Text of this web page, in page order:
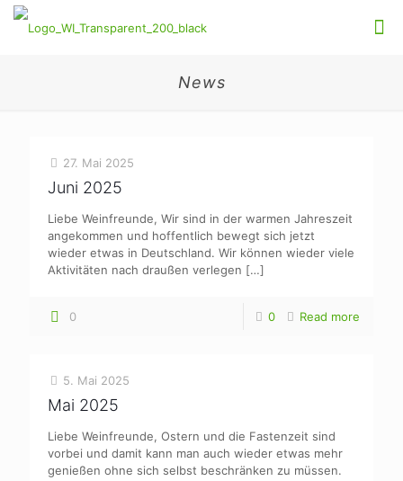
News
27. Mai 2025
Juni 2025
Liebe Weinfreunde, Wir sind in der warmen Jahreszeit
angekommen und hoffentlich bewegt sich jetzt
wieder etwas in Deutschland. Wir können wieder viele
Aktivitäten nach draußen verlegen […]
0 0 Read more
5. Mai 2025
Mai 2025
Liebe Weinfreunde, Ostern und die Fastenzeit sind
vorbei und damit kann man auch wieder etwas mehr
genießen ohne sich selbst beschränken zu müssen.